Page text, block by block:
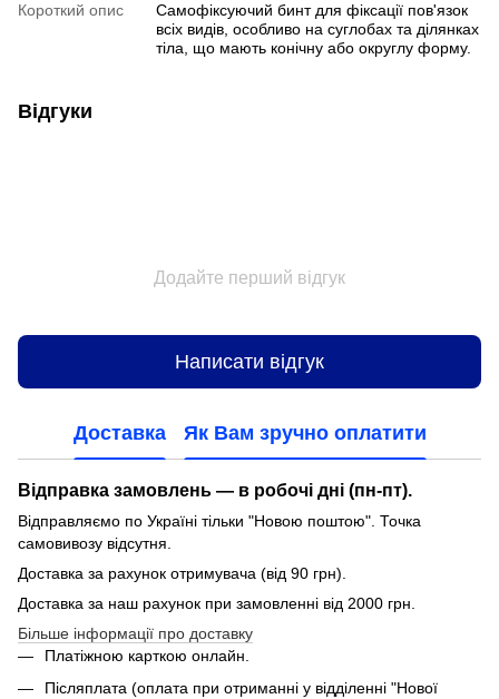
Короткий опис
Самофіксуючий бинт для фіксації пов'язок
всіх видів, особливо на суглобах та ділянках
тіла, що мають конічну або округлу форму.
Відгуки
Додайте перший відгук
Написати відгук
Доставка Як Вам зручно оплатити
Відправка замовлень — в робочі дні (пн-пт).
Відправляємо по Україні тільки "Новою поштою". Точка
самовивозу відсутня.
Доставка за рахунок отримувача (від 90 грн).
Доставка за наш рахунок при замовленні від 2000 грн.
Більше інформації про доставку
Платіжною карткою онлайн.
Післяплата (оплата при отриманні у відділенні "Нової